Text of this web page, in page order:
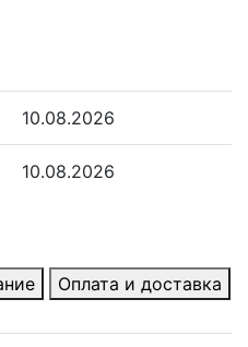
10.08.2026
10.08.2026
Оплата и доставка